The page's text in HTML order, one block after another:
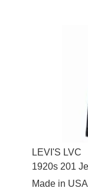
LEVI'S LVC
1920s 201
Made in USA